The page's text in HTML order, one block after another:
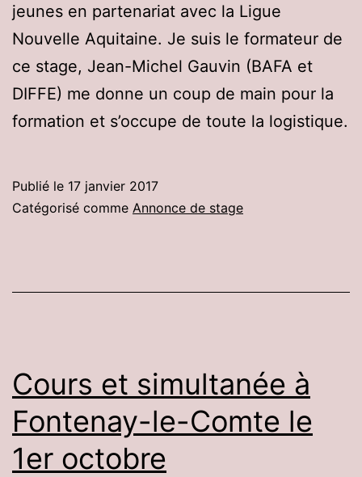
jeunes en partenariat avec la Ligue
Nouvelle Aquitaine. Je suis le formateur de
ce stage, Jean-Michel Gauvin (BAFA et
DIFFE) me donne un coup de main pour la
formation et s’occupe de toute la logistique.
Publié le 17 janvier 2017
Catégorisé comme Annonce de stage
Cours et simultanée à
Fontenay-le-Comte le
1er octobre